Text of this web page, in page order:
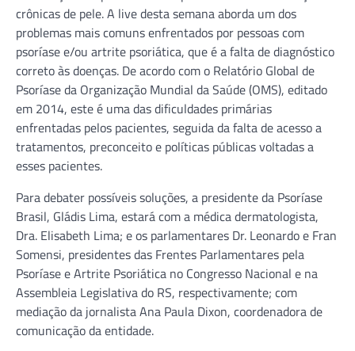
crônicas de pele. A live desta semana aborda um dos
problemas mais comuns enfrentados por pessoas com
psoríase e/ou artrite psoriática, que é a falta de diagnóstico
correto às doenças. De acordo com o Relatório Global de
Psoríase da Organização Mundial da Saúde (OMS), editado
em 2014, este é uma das dificuldades primárias
enfrentadas pelos pacientes, seguida da falta de acesso a
tratamentos, preconceito e políticas públicas voltadas a
esses pacientes.
Para debater possíveis soluções, a presidente da Psoríase
Brasil, Gládis Lima, estará com a médica dermatologista,
Dra. Elisabeth Lima; e os parlamentares Dr. Leonardo e Fran
Somensi, presidentes das Frentes Parlamentares pela
Psoríase e Artrite Psoriática no Congresso Nacional e na
Assembleia Legislativa do RS, respectivamente; com
mediação da jornalista Ana Paula Dixon, coordenadora de
comunicação da entidade.